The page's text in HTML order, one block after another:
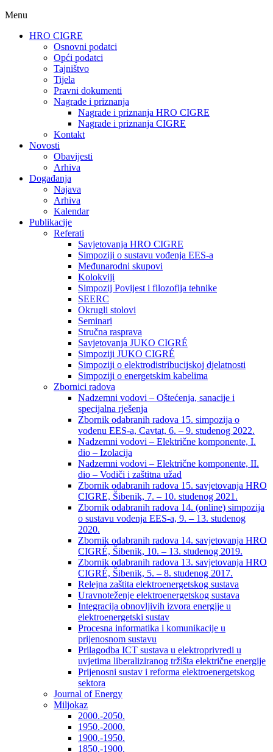
Menu
HRO CIGRE
Osnovni podatci​
Opći podatci
Tajništvo
Tijela
Pravni dokumenti
Nagrade i priznanja
Nagrade i priznanja HRO CIGRE
Nagrade i priznanja CIGRE
Kontakt
Novosti
Obavijesti
Arhiva
Događanja
Najava
Arhiva
Kalendar
Publikacije
Referati
Savjetovanja HRO CIGRE
Simpoziji o sustavu vođenja EES-a
Međunarodni skupovi
Kolokviji​
Simpozij Povijest i filozofija tehnike
SEERC
Okrugli stolovi
Seminari​
Stručna rasprava​
Savjetovanja JUKO CIGRÉ
Simpoziji JUKO CIGRÉ
Simpoziji o elektrodistribucijskoj djelatnosti
Simpoziji o energetskim kabelima
Zbornici radova
Nadzemni vodovi – Oštećenja, sanacije i
specijalna rješenja
Zbornik odabranih radova 15. simpozija o
vođenu EES-a, Cavtat, 6. – 9. studenog 2022.
Nadzemni vodovi – Električne komponente, I.
dio – Izolacija
Nadzemni vodovi – Električne komponente, II.
dio – Vodiči i zaštitna užad
Zbornik odabranih radova 15. savjetovanja HRO
CIGRE, Šibenik, 7. – 10. studenog 2021.
Zbornik odabranih radova 14. (online) simpozija
o sustavu vođenja EES-a, 9. – 13. studenog
2020.
Zbornik odabranih radova 14. savjetovanja HRO
CIGRÉ, Šibenik, 10. – 13. studenog 2019.
Zbornik odabranih radova 13. savjetovanja HRO
CIGRÉ, Šibenik, 5. – 8. studenog 2017.
Relejna zaštita elektroenergetskog sustava
Uravnoteženje elektroenergetskog sustava
Integracija obnovljivih izvora energije u
elektroenergetski sustav
Procesna informatika i komunikacije u
prijenosnom sustavu
Prilagodba ICT sustava u elektroprivredi u
uvjetima liberaliziranog tržišta električne energije
Prijenosni sustav i reforma elektroenergetskog
sektora
Journal of Energy
Miljokaz
2000.-2050.
1950.-2000.
1900.-1950.
1850.-1900.